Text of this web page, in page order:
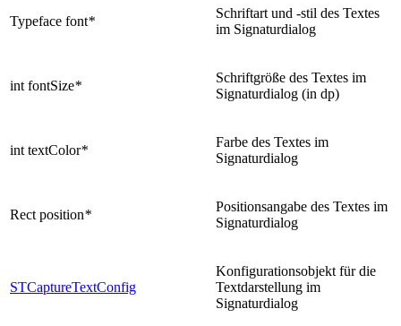
Typeface font*
Schriftart und -stil des Textes
im Signaturdialog
int fontSize*
Schriftgröße des Textes im
Signaturdialog (in dp)
int textColor*
Farbe des Textes im
Signaturdialog
Rect position*
Positionsangabe des Textes im
Signaturdialog
STCaptureTextConfig
Konfigurationsobjekt für die
Textdarstellung im
Signaturdialog